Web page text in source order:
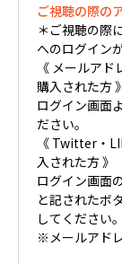
ご視聴の際の
＊ご視聴の際
へのログイン
《 メールア
購入された方 》
ログイン画面
ださい。
《 Twitter・
入された方 》
ログイン画面
と記されたボ
してください。
※メールアド